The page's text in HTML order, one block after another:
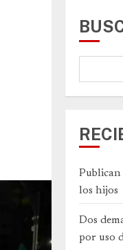
los hijos
Dos
por uso